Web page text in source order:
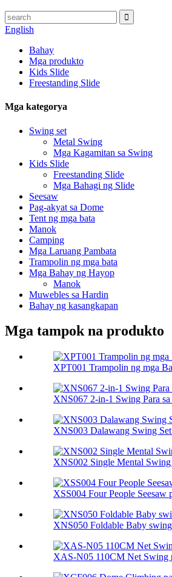
English
Bahay
Mga produkto
Kids Slide
Freestanding Slide
Mga kategorya
Swing set
Metal Swing
Mga Kagamitan sa Swing
Kids Slide
Freestanding Slide
Mga Bahagi ng Slide
Seesaw
Pag-akyat sa Dome
Tent ng mga bata
Manok
Camping
Mga Laruang Pambata
Trampolin ng mga bata
Mga Bahay ng Hayop
Manok
Muwebles sa Hardin
Bahay ng kasangkapan
Mga tampok na produkto
XPT001 Trampolin ng mga
XNS067 2-in-1 Swing Para
XNS003 Dalawang Swing
XNS002 Single Mental
XSS004 Four People Seesaw
XNS050 Foldable Baby
XAS-N05 110CM Net Swing